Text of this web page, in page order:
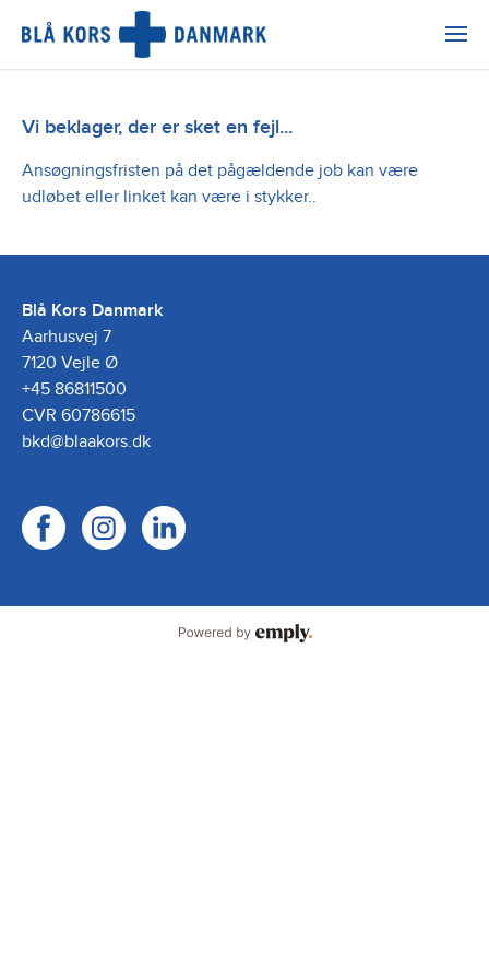
Vi beklager, der er sket en fejl...
Ansøgningsfristen på det pågældende job kan være
udløbet eller linket kan være i stykker..
Blå Kors Danmark
Aarhusvej 7
7120 Vejle Ø
+45 86811500
CVR 60786615
bkd@blaakors.dk